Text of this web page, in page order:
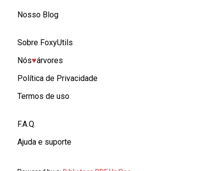
Nosso Blog
Sobre FoxyUtils
Nós♥︎árvores
Política de Privacidade
Termos de uso
F.A.Q.
Ajuda e suporte